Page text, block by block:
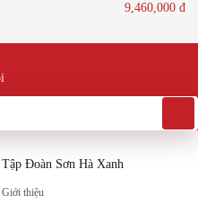
9,460,000 đ
Tập Đoàn Sơn Hà Xanh
Giới thiệu